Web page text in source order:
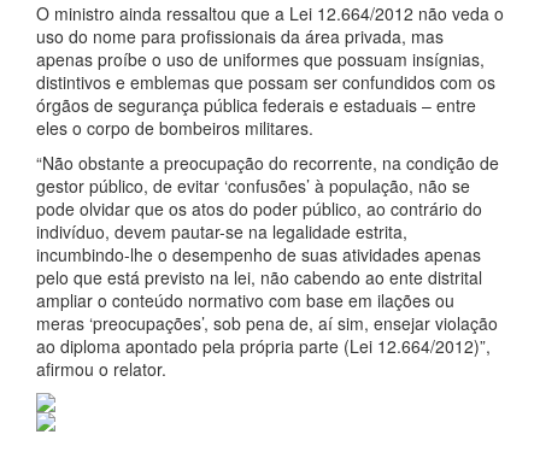
O ministro ainda ressaltou que a Lei 12.664/2012 não veda o
uso do nome para profissionais da área privada, mas
apenas proíbe o uso de uniformes que possuam insígnias,
distintivos e emblemas que possam ser confundidos com os
órgãos de segurança pública federais e estaduais – entre
eles o corpo de bombeiros militares.
“Não obstante a preocupação do recorrente, na condição de
gestor público, de evitar ‘confusões’ à população, não se
pode olvidar que os atos do poder público, ao contrário do
indivíduo, devem pautar-se na legalidade estrita,
incumbindo-lhe o desempenho de suas atividades apenas
pelo que está previsto na lei, não cabendo ao ente distrital
ampliar o conteúdo normativo com base em ilações ou
meras ‘preocupações’, sob pena de, aí sim, ensejar violação
ao diploma apontado pela própria parte (Lei 12.664/2012)”,
afirmou o relator.